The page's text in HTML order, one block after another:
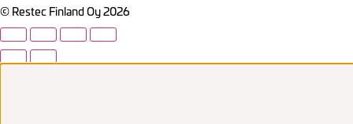
© Restec Finland Oy 2026